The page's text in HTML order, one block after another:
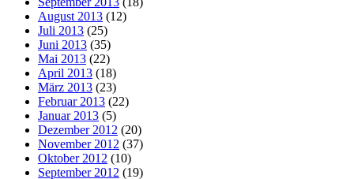
August 2013 (12)
Juli 2013 (25)
Juni 2013 (35)
Mai 2013 (22)
April 2013 (18)
März 2013 (23)
Februar 2013 (22)
Januar 2013 (5)
Dezember 2012 (20)
November 2012 (37)
Oktober 2012 (10)
September 2012 (19)